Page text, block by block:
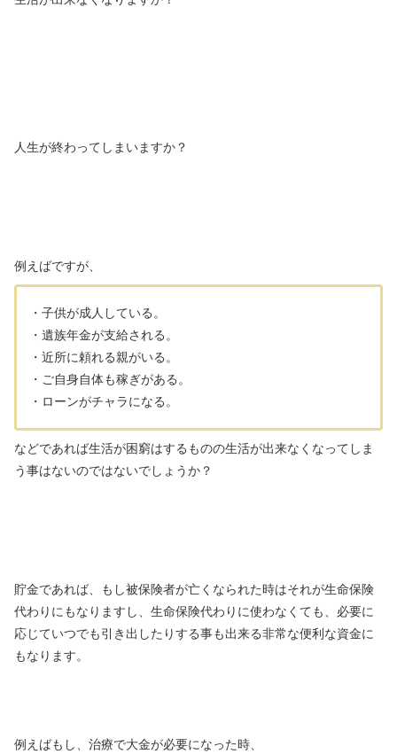
人生が終わってしまいますか？
例えばですが、
・子供が成人している。
・遺族年金が支給される。
・近所に頼れる親がいる。
・ご自身自体も稼ぎがある。
・ローンがチャラになる。
などであれば生活が困窮はするものの生活が出来なくなってしま
う事はないのではないでしょうか？
貯金であれば、
もし被保険者が亡くなられた時はそれが生命保険
代わりにもなりますし、生命保険代わりに使わなくても、必要に
応じていつでも引き出したりする事も出来る非常な便利な資金に
もなります。
例えばもし、治療で大金が必要になった時、